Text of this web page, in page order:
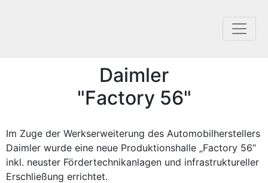
Daimler
"Factory 56"
Im Zuge der Werkserweiterung des Automobilherstellers
Daimler wurde eine neue Produktionshalle „Factory 56“
inkl. neuster Fördertechnikanlagen und infrastruktureller
Erschließung errichtet.